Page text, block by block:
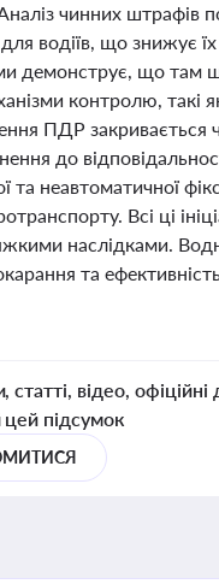
чинних штрафів
водіїв, що знижує
демонструє, що там
контролю, такі
ПДР закривається
до
неавтоматичної
Всі ці
наслідками.
та
відео,
підсумок